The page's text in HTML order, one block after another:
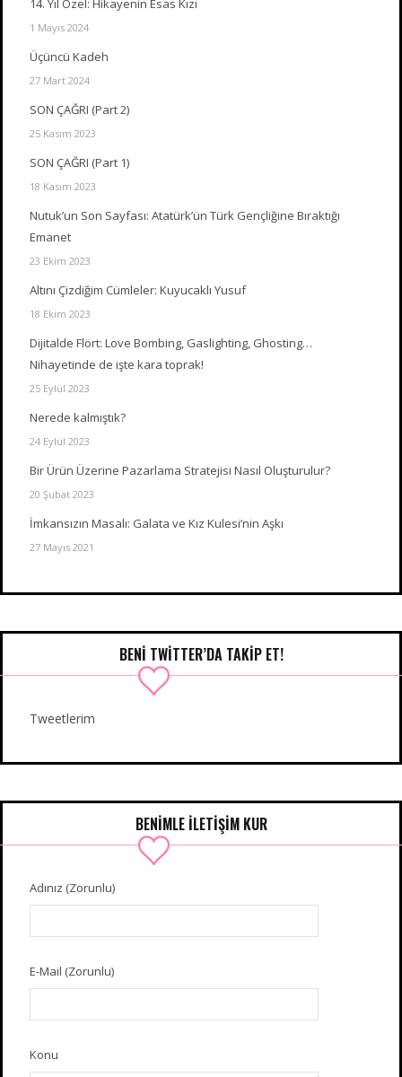
14. Yıl Özel: Hikayenin Esas Kızı
1 Mayıs 2024
Üçüncü Kadeh
27 Mart 2024
SON ÇAĞRI (Part 2)
25 Kasım 2023
SON ÇAĞRI (Part 1)
18 Kasım 2023
Nutuk’un Son Sayfası: Atatürk’ün Türk Gençliğine Bıraktığı
Emanet
23 Ekim 2023
Altını Çizdiğim Cümleler: Kuyucaklı Yusuf
18 Ekim 2023
Dijitalde Flört: Love Bombing, Gaslighting, Ghosting…
Nihayetinde de işte kara toprak!
25 Eylül 2023
Nerede kalmıştık?
24 Eylül 2023
Bir Ürün Üzerine Pazarlama Stratejisi Nasıl Oluşturulur?
20 Şubat 2023
İmkansızın Masalı: Galata ve Kız Kulesi’nin Aşkı
27 Mayıs 2021
BENI TWITTER’DA TAKIP ET!
Tweetlerim
BENIMLE İLETIŞIM KUR
Adınız (Zorunlu)
E-Mail (Zorunlu)
Konu